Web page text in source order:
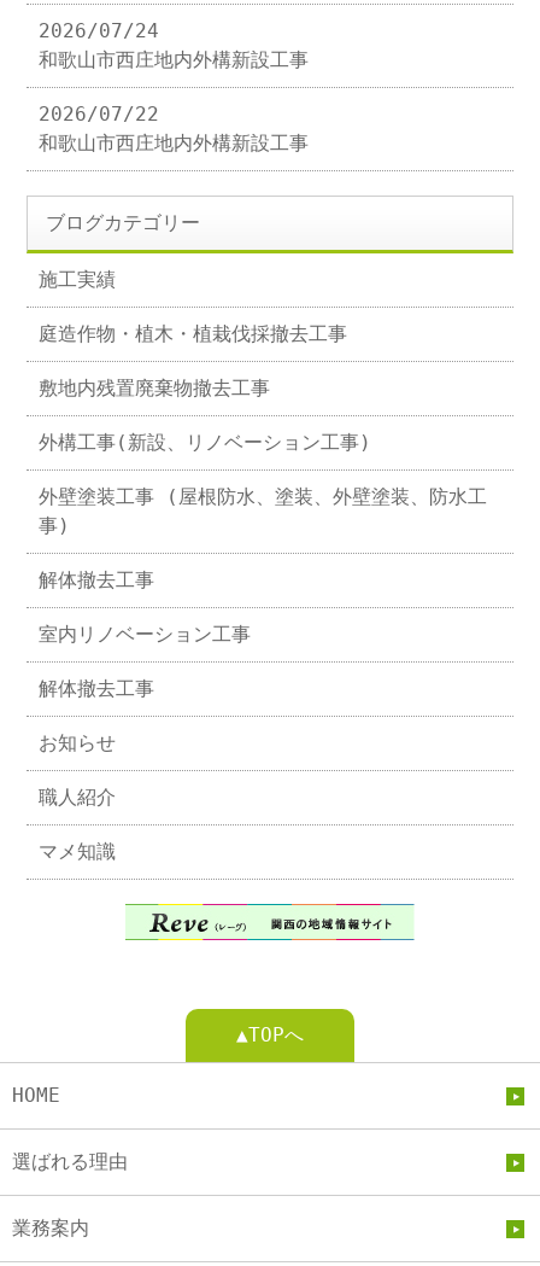
2026/07/24
和歌山市西庄地内外構新設工事
2026/07/22
和歌山市西庄地内外構新設工事
ブログカテゴリー
施工実績
庭造作物・植木・植栽伐採撤去工事
敷地内残置廃棄物撤去工事
外構工事(新設、リノベーション工事)
外壁塗装工事 (屋根防水、塗装、外壁塗装、防水工
事)
解体撤去工事
室内リノベーション工事
解体撤去工事
お知らせ
職人紹介
マメ知識
▲TOPへ
HOME
選ばれる理由
業務案内